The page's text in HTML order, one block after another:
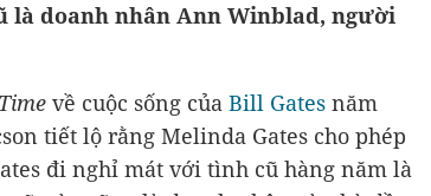
là doanh nhân Ann Winblad, người
Time về cuộc sống của Bill Gates năm
tiết lộ rằng Melinda Gates cho phép
đi nghỉ mát với tình cũ hàng năm là